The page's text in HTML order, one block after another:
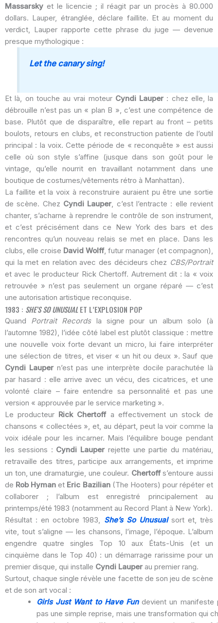
Massarsky et le licencie ; il réagit par un procès à 80.000
dollars. Lauper, étranglée, déclare faillite. Et au moment du
verdict, Lauper rapporte cette phrase du juge — devenue
presque mythologique :
Let the canary sing!
Et là, on touche au vrai moteur Cyndi Lauper : chez elle, la
débrouille n’est pas un « plan B », c’est une compétence de
base. Plutôt que de disparaître, elle repart au front – petits
boulots, retours en clubs, et reconstruction patiente de l’outil
principal : la voix. Cette période de « reconquête » est aussi
celle où son style s’affine (jusque dans son goût pour le
vintage, qu’elle nourrit en travaillant notamment dans une
boutique de costumes/vêtements rétro à Manhattan).
La faillite et la voix à reconstruire auraient pu être une sortie
de scène. Chez Cyndi Lauper, c’est l’entracte : elle revient
chanter, s’acharne à reprendre le contrôle de son instrument,
et c’est précisément dans ce New York des bars et des
rencontres qu’un nouveau relais se met en place. Dans les
clubs, elle croise David Wolff, futur manager (et compagnon),
qui la met en relation avec des décideurs chez CBS/Portrait
et avec le producteur Rick Chertoff. Autrement dit : la « voix
retrouvée » n’est pas seulement un organe réparé — c’est
une autorisation artistique reconquise.
1983 : SHE’S SO UNUSUALET L’EXPLOSION POP
Quand Portrait Recordsla signe pour un album solo (à
l’automne 1982), l’idée côté label est plutôt classique : mettre
une nouvelle voix forte devant un micro, lui faire interpréter
une sélection de titres, et viser « un hit ou deux ». Sauf que
Cyndi Lauper n’est pas une interprète docile parachutée là
par hasard : elle arrive avec un vécu, des cicatrices, et une
volonté claire – faire entendre sa personnalité et pas une
version « approuvée par le service marketing ».
Le producteur Rick Chertoffa effectivement un stock de
chansons « collectées », et, au départ, peut la voir comme la
voix idéale pour les incarner. Mais l’équilibre bouge pendant
les sessions : Cyndi Lauper rejette une partie du matériau,
retravaille des titres, participe aux arrangements, et imprime
un ton, une dramaturgie, une couleur. Chertoffs’entoure aussi
de Rob Hyman et Eric Bazilian(The Hooters) pour répéter et
collaborer ; l’album est enregistré principalement au
printemps/été 1983 (notamment au Record Plant à New York).
Résultat : en octobre 1983, She’s So Unusualsort et, très
vite, tout s’aligne — les chansons, l’image, l’époque. L’album
engendre quatre singles Top 10 aux États-Unis (et un
cinquième dans le Top 40) : un démarrage rarissime pour un
premier disque, qui installe Cyndi Lauper au premier rang.
Surtout, chaque single révèle une facette de son jeu de scène
et de son art vocal :
Girls Just Want to Have Fundevient un manifeste
pas une simple reprise, mais une transformation qui